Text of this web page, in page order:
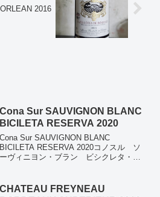
2016
Cona Sur SAUVIGNON BLANC
BICILETA RESERVA 2020
Cona Sur SAUVIGNON BLANC
BICILETA RESERVA 2020コノスル ソ
ーヴィニヨン・ブラン ビシクレタ・レ
格 ： 798円(...
CHATEAU FREYNEAU